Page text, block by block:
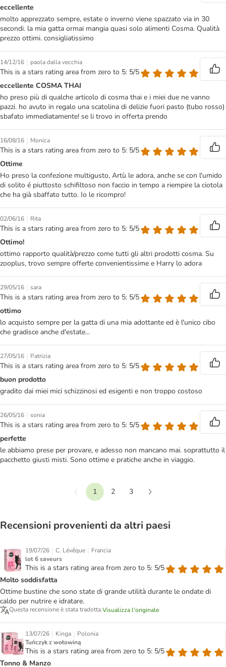
eccellente
molto apprezzato sempre, estate o inverno viene spazzato via in 30
secondi. la mia gatta ormai mangia quasi solo alimenti Cosma. Qualità
prezzo ottimi. consigliatissimo
14/12/16 | paola dalla vecchia
This is a stars rating area from zero to 5: 5/5
eccellente COSMA THAI
ho preso più di qualche articolo di cosma thai e i miei due ne vanno
pazzi. ho avuto in regalo una scatolina di delizie fuori pasto (tubo rosso)
sbafato immediatamente! se li trovo in offerta prendo
16/08/16 | Monica
This is a stars rating area from zero to 5: 5/5
Ottime
Ho preso la confezione multigusto, Artù le adora, anche se con l'umido
di solito é piuttosto schifiltoso non faccio in tempo a riempire la ciotola
che ha già sbaffato tutto. Io le ricompro!
02/06/16 | Rita
This is a stars rating area from zero to 5: 5/5
Ottimo!
ottimo rapporto qualità/prezzo come tutti gli altri prodotti cosma. Su
zooplus, trovo sempre offerte convenientissime e Harry lo adora
29/05/16 | sara
This is a stars rating area from zero to 5: 5/5
ottimo
lo acquisto sempre per la gatta di una mia adottante ed è l'unico cibo
che gradisce anche d'estate...
27/05/16 | Patrizia
This is a stars rating area from zero to 5: 5/5
buon prodotto
gradito dai miei mici schizzinosi ed esigenti e non troppo costoso
26/05/16 | sonia
This is a stars rating area from zero to 5: 5/5
perfette
le abbiamo prese per provare, e adesso non mancano mai. soprattutto il
pacchetto giusti misti. Sono ottime e pratiche anche in viaggio.
Precedente
1 2
3
Recensioni provenienti da altri paesi
19/07/26 | C. Lévêque | Francia
lot 6 saveurs
This is a stars rating area from zero to 5: 5/5
Molto soddisfatta
Ottime bustine che sono state di grande utilità durante le ondate di
caldo per nutrire e idratare.
Questa recensione è stata tradotta.Visualizza l'originale
13/07/26 | Kinga | Polonia
Tuńczyk z wołowiną
This is a stars rating area from zero to 5: 5/5
Tonno & Manzo